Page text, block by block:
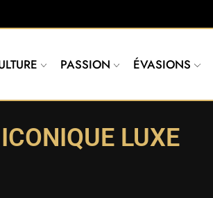
PASSION ÉVASIONS
LUXE